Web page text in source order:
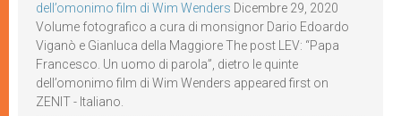
dell’omonimo film di Wim Wenders Dicembre 29, 2020
Volume fotografico a cura di monsignor Dario Edoardo
Viganò e Gianluca della Maggiore The post LEV: “Papa
Francesco. Un uomo di parola”, dietro le quinte
dell’omonimo film di Wim Wenders appeared first on
ZENIT - Italiano.